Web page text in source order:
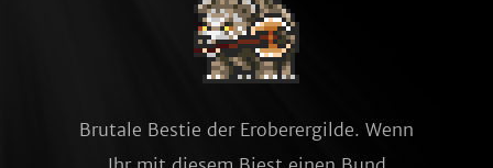
Brutale Bestie der Eroberergilde. Wenn